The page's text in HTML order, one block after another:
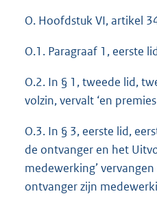
O. Hoofdstuk VI, artikel
O.1. Paragraaf 1, eerste
O.2. In § 1, tweede lid,
volzin, vervalt ‘en
O.3. In § 3, eerste lid,
de ontvanger en het
medewerking’
ontvanger zijn